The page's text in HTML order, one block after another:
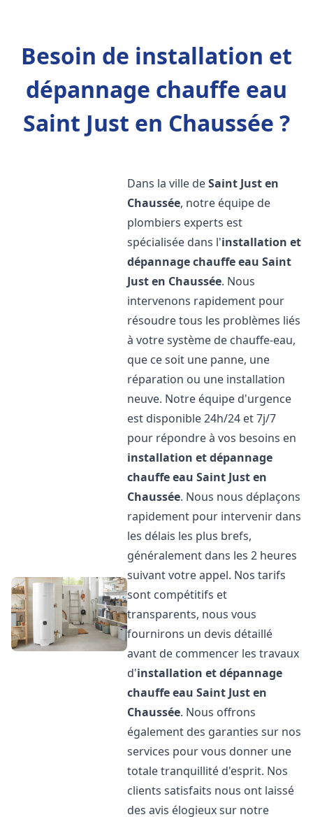
Besoin de installation et
dépannage chauffe eau
Saint Just en Chaussée ?
Dans la ville deSaint Just en
Chaussée, notre équipe de
plombiers experts est
spécialisée dans l'installation et
dépannage chauffe eau Saint
Just en Chaussée. Nous
intervenons rapidement pour
résoudre tous les problèmes liés
à votre système de chauffe-eau,
que ce soit une panne, une
réparation ou une installation
neuve. Notre équipe d'urgence
est disponible 24h/24 et 7j/7
pour répondre à vos besoins en
installation et dépannage
chauffe eau Saint Just en
Chaussée. Nous nous déplaçons
rapidement pour intervenir dans
les délais les plus brefs,
généralement dans les 2 heures
suivant votre appel. Nos tarifs
sont compétitifs et
transparents, nous vous
fournirons un devis détaillé
avant de commencer les travaux
d'installation et dépannage
chauffe eau Saint Just en
Chaussée. Nous offrons
également des garanties sur nos
services pour vous donner une
totale tranquillité d'esprit. Nos
clients satisfaits nous ont laissé
des avis élogieux sur notre